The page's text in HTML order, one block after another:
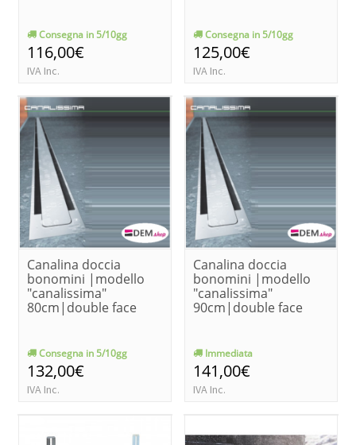
Consegna in 5/10gg
116,00€
IVA Inc.
Consegna in 5/10gg
125,00€
IVA Inc.
Canalina doccia
bonomini |modello
"canalissima"
80cm|double face
Consegna in 5/10gg
132,00€
IVA Inc.
Canalina doccia
bonomini |modello
"canalissima"
90cm|double face
Immediata
141,00€
IVA Inc.